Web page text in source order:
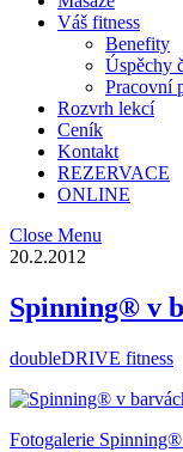
Váš fitness
Benefity
Úspěchy
Pracovní
Rozvrh lekcí
Ceník
Kontakt
REZERVACE
ONLINE
Close Menu
20.2.2012
Spinning® v
doubleDRIVE fitness
Fotogalerie